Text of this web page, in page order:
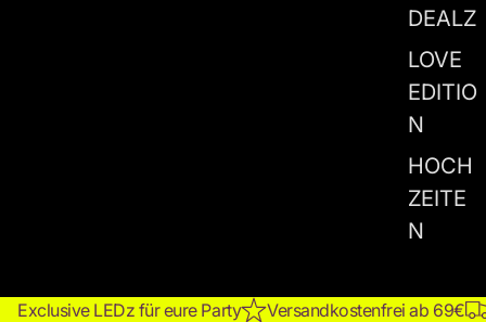
DEALZ
LOVE
EDITIO
N
HOCH
ZEITE
N
Exclusive LEDz für eure Party Versandkostenfrei ab 69€